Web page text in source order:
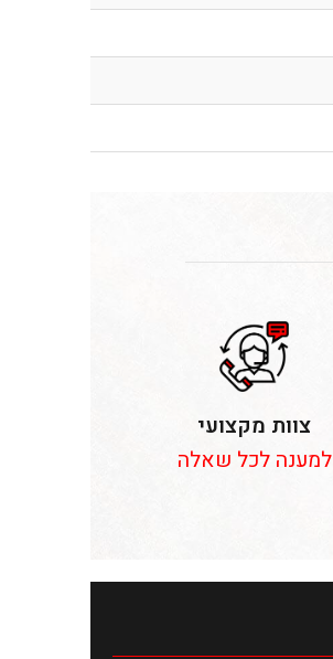
צוות מקצועי
למענה לכל שאלה